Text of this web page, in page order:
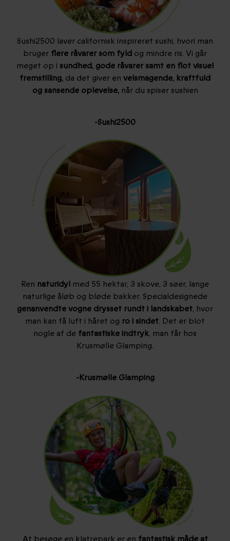
Sushi2500 laver californisk inspireret sushi, hvori man
bruger flere råvarer som fyld og mindre ris. Vi går
meget op i sundhed, gode råvarer samt en flot visuel
fremstilling, da det giver en velsmagende, kraftfuld
og sansende oplevelse,når du spiser sushien
-Sushi2500
Ren naturidyl med 55 hektar, 3 skove, 3 søer, lange
naturlige åløb og bløde bakker. Specialdesignede
genanvendte vogne drysset rundt i landskabet, hvor
man kan få luft i håret og ro i sindet. Det er blot
nogle af de fantastiske indtryk, man får hos
Krusmølle Glamping.
-Krusmølle Glamping